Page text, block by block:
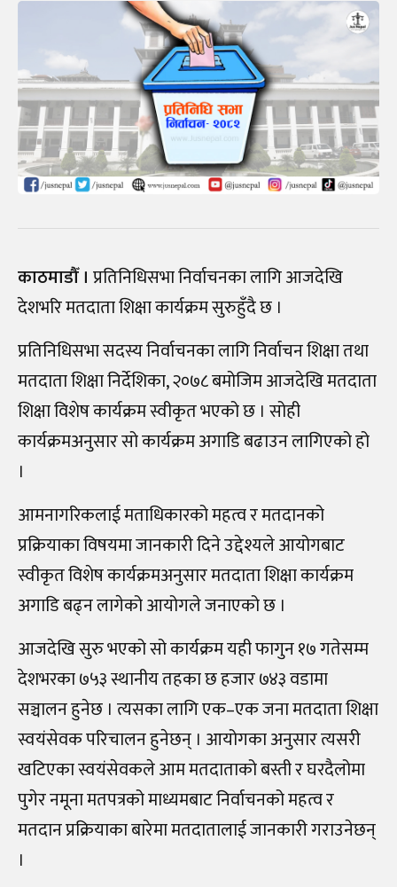
काठमाडौँ । प्रतिनिधिसभा निर्वाचनका लागि आजदेखि
देशभरि मतदाता शिक्षा कार्यक्रम सुरुहुँदै छ ।
प्रतिनिधिसभा सदस्य निर्वाचनका लागि निर्वाचन शिक्षा तथा
मतदाता शिक्षा निर्देशिका, २०७८ बमोजिम आजदेखि मतदाता
शिक्षा विशेष कार्यक्रम स्वीकृत भएको छ । सोही
कार्यक्रमअनुसार सो कार्यक्रम अगाडि बढाउन लागिएको हो
।
आमनागरिकलाई मताधिकारको महत्व र मतदानको
प्रक्रियाका विषयमा जानकारी दिने उद्देश्यले आयोगबाट
स्वीकृत विशेष कार्यक्रमअनुसार मतदाता शिक्षा कार्यक्रम
अगाडि बढ्न लागेको आयोगले जनाएको छ ।
आजदेखि सुरु भएको सो कार्यक्रम यही फागुन १७ गतेसम्म
देशभरका ७५३ स्थानीय तहका छ हजार ७४३ वडामा
सञ्चालन हुनेछ । त्यसका लागि एक–एक जना मतदाता शिक्षा
स्वयंसेवक परिचालन हुनेछन् । आयोगका अनुसार त्यसरी
खटिएका स्वयंसेवकले आम मतदाताको बस्ती र घरदैलोमा
पुगेर नमूना मतपत्रको माध्यमबाट निर्वाचनको महत्व र
मतदान प्रक्रियाका बारेमा मतदातालाई जानकारी गराउनेछन्
।